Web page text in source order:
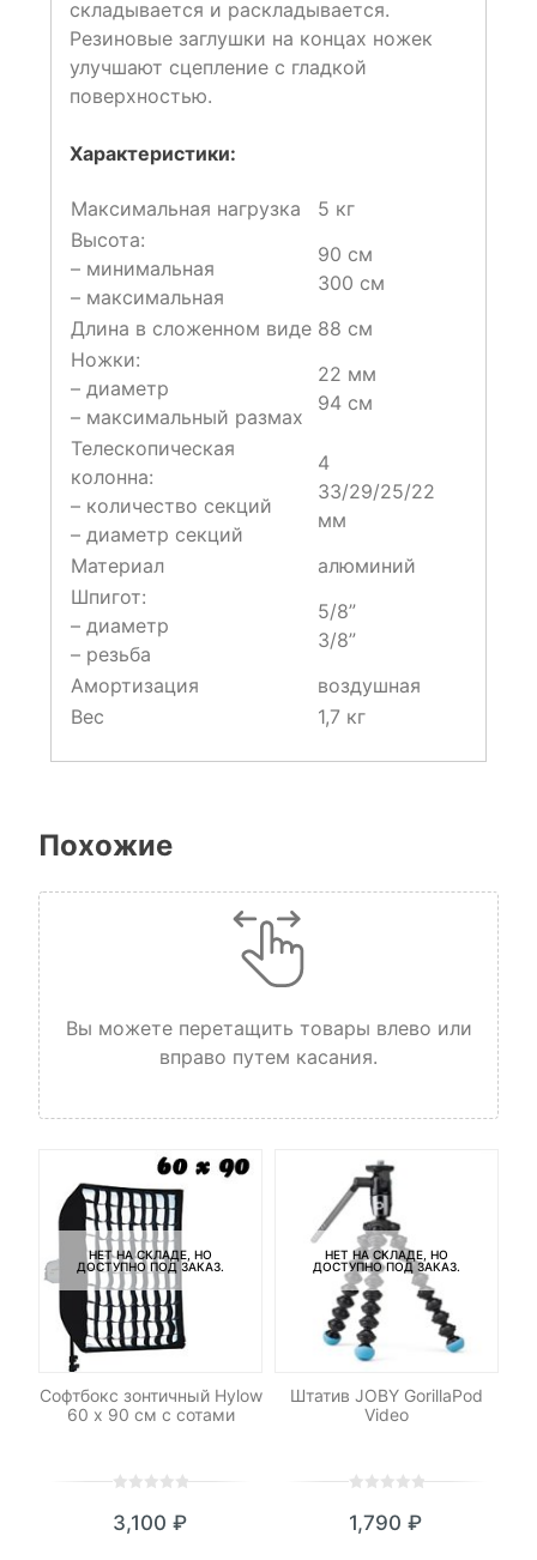
складывается и раскладывается.
Резиновые заглушки на концах ножек
улучшают сцепление с гладкой
поверхностью.
Характеристики:
Максимальная нагрузка
5 кг
Высота:
– минимальная
– максимальная
90 см
300 см
Длина в сложенном виде 88 см
Ножки:
– диаметр
– максимальный размах
22 мм
94 см
Телескопическая
колонна:
– количество секций
– диаметр секций
4
33/29/25/22
мм
Материал
алюминий
Шпигот:
– диаметр
– резьба
5/8”
3/8”
Амортизация
воздушная
Вес
1,7 кг
Похожие
Вы можете перетащить товары влево или
вправо путем касания.
НЕТ НА СКЛАДЕ, НО
ДОСТУПНО ПОД ЗАКАЗ.
Софтбокс зонтичный Hylow
60 х 90 см с сотами
out
3,100 ₽
НЕТ НА СКЛАДЕ, НО
ДОСТУПНО ПОД ЗАКАЗ.
Штатив JOBY GorillaPod
Video
out
1,790 ₽